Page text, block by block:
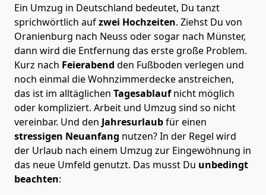
Ein Umzug in Deutschland bedeutet, Du tanzt
sprichwörtlich aufzwei Hochzeiten. Ziehst Du von
Oranienburg nach Neuss oder sogar nach Münster,
dann wird die Entfernung das erste große Problem.
Kurz nach Feierabend den Fußboden verlegen und
noch einmal die Wohnzimmerdecke anstreichen,
das ist im alltäglichen Tagesablaufnicht möglich
oder kompliziert. Arbeit und Umzug sind so nicht
vereinbar. Und den Jahresurlaubfür einen
stressigen Neuanfang nutzen? In der Regel wird
der Urlaub nach einem Umzug zur Eingewöhnung in
das neue Umfeld genutzt. Das musst Du unbedingt
beachten: